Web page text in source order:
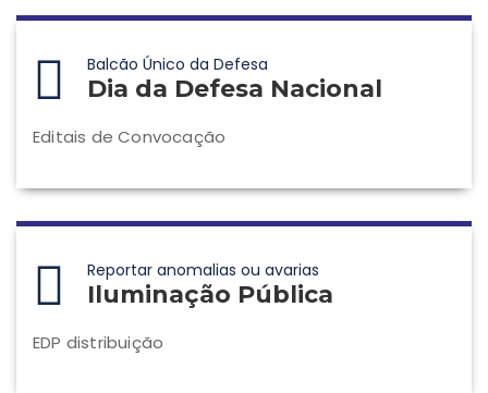
Balcão Único da Defesa
Dia da Defesa Nacional
Editais de Convocação
Reportar anomalias ou avarias
Iluminação Pública
EDP distribuição